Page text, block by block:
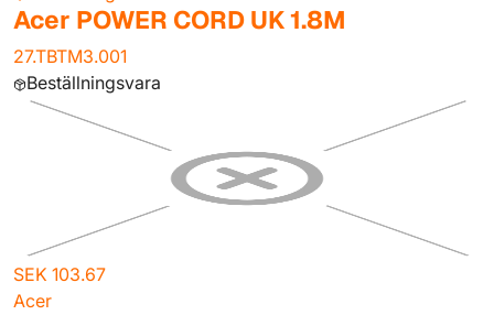
Acer POWER CORD UK 1.8M
27.TBTM3.001
Beställningsvara
SEK 103.67
Acer